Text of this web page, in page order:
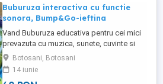
Buburuza interactiva cu functie
sonora, Bump&Go-ieftina
Vand Buburuza educativa pentru cei mici
prevazuta cu muzica, sunete, cuvinte si
forme colorate. ce contribuie la
dezvoltarea perceptiei copilului
dumneavoastra, a capacitatii lui de a
Botosani, Botosani
14 iunie